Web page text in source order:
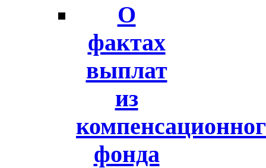
О
фактах
выплат
из
фонда